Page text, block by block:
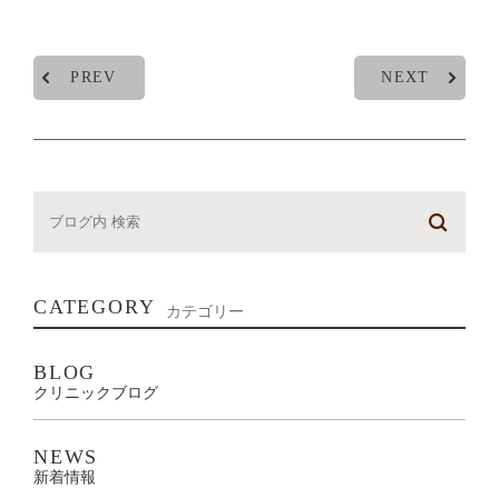
PREV NEXT
CATEGORY カテゴリー
BLOG
クリニックブログ
NEWS
新着情報